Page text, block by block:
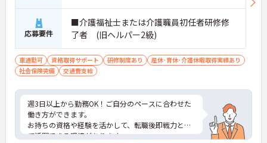
応募要件
■介護福祉士または介護職員初任者研修修
了者 (旧ヘルパー2級)
車通勤可 資格取得サポート 研修制度あり
産休･育休･介護休暇取得実績あり
社会保険完備
交通費支給
週3日以上から勤務OK！ご自分のペースに合わせた
働き方ができます。
お持ちの資格や経験を活かして、転職後即戦力とし
て活躍できる環境があります。